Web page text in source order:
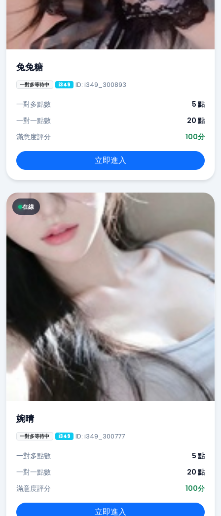
兔兔糖
一對多等待中 i349 ID: i349_300893
一對多點數
5 點
一對一點數
20 點
滿意度評分
100分
立即進入
在線
婉晴
一對多等待中 i349 ID: i349_300777
一對多點數
5 點
一對一點數
20 點
滿意度評分
100分
立即進入